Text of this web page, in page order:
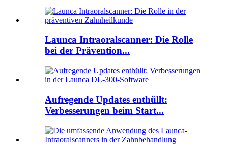
Launca Intraoralscanner: Die Rolle
bei der Prävention...
Aufregende Updates enthüllt:
Verbesserungen beim Start...